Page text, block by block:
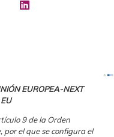
EUROPEA-NEXT
9 de la Orden
por el que se configura el